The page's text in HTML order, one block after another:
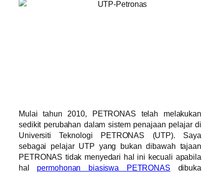
Mulai tahun 2010, PETRONAS telah melakukan
sedikit perubahan dalam sistem penajaan pelajar di
Universiti Teknologi PETRONAS (UTP). Saya
sebagai pelajar UTP yang bukan dibawah tajaan
PETRONAS tidak menyedari hal ini kecuali apabila
hal permohonan biasiswa PETRONAS dibuka